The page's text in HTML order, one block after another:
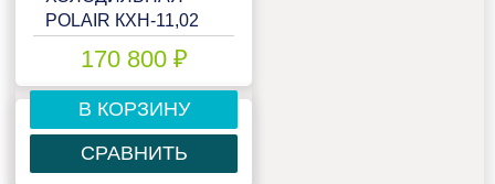
POLAIR КХН-11,02
80 ММ170 800 ₽
В КОРЗИНУ
СРАВНИТЬ